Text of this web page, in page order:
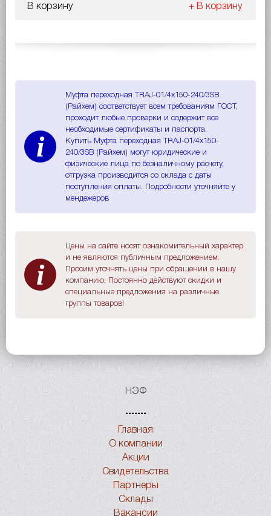
В корзину + В корзину
i
Муфта переходная TRAJ-01/4x150-240/3SB
(Райхем) соответствует всем требованиям ГОСТ,
проходит любые проверки и содержит все
необходимые сертификаты и паспорта.
Купить Муфта переходная TRAJ-01/4x150-
240/3SB (Райхем) могут юридические и
физические лица по безналичному расчету,
отгрузка производится со склада с даты
поступления оплаты. Подробности уточняйте у
мендежеров
i
Цены на сайте носят ознакомительный характер
и не являются публичным предложением.
Просим уточнять цены при обращении в нашу
компанию. Постоянно действуют скидки и
специальные предложения на различные
группы товаров!
НЭФ
Главная
О компании
Акции
Свидетельства
Партнеры
Склады
Вакансии